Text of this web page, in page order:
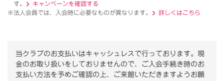
す。
キャンペーンを確認する
※法人会員では、入会時に必要なものが異なります。
詳しくはこちら
当クラブのお支払いはキャッシュレスで行っております。 現
金のお取り扱いをしておりませんので、ご入会手続き時のお
支払い方法を予めご確認の上、ご来館いただきますようお願